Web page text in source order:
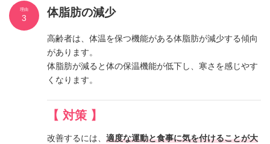
体脂肪の減少
高齢者は、体温を保つ機能がある体脂肪が減少する傾向
があります。
体脂肪が減ると体の保温機能が低下し、寒さを感じやす
くなります。
【 対策 】
改善するには、 適度な運動と食事に気を付けることが大
理由
3